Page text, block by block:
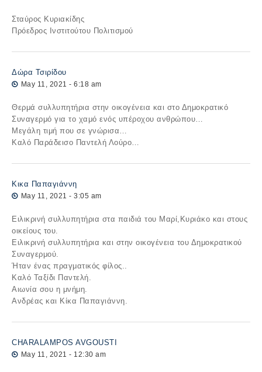
Σταύρος Κυριακίδης
Πρόεδρος Ινστιτούτου Πολιτισμού
Δώρα Τσιρίδου
May 11, 2021 - 6:18 am
Θερμά συλλυπητήρια στην οικογένεια και στο Δημοκρατικό
Συναγερμό για το χαμό ενός υπέροχου ανθρώπου…
Μεγάλη τιμή που σε γνώρισα…
Καλό Παράδεισο Παντελή Λούρο…
Κικα Παπαγιάννη
May 11, 2021 - 3:05 am
Ειλικρινή συλλυπητήρια στα παιδιά του Μαρί,Κυριάκο και στους
οικείους του.
Ειλικρινή συλλυπητήρια και στην οικογένεια του Δημοκρατικού
Συναγερμού.
Ήταν ένας πραγματικός φίλος..
Καλό Ταξίδι Παντελή.
Αιωνία σου η μνήμη.
Ανδρέας και Κίκα Παπαγιάννη.
CHARALAMPOS AVGOUSTI
May 11, 2021 - 12:30 am